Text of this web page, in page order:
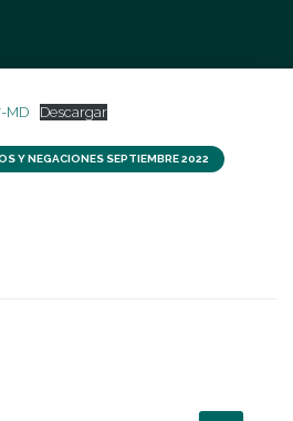
MD Descargar
Y NEGACIONES SEPTIEMBRE 2022